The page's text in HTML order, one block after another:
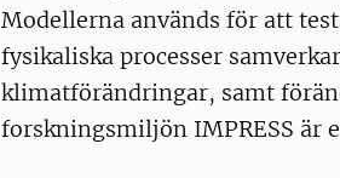
Modellerna används för att
fysikaliska processer
klimatförändringar, samt
forskningsmiljön IMPRESS är